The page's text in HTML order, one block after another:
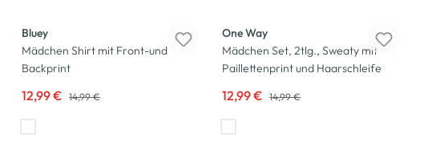
Bluey
Mädchen Shirt mit Front-und
Backprint
12,99 € 14,99 €
One Way
Mädchen Set, 2tlg., Sweaty mit
Paillettenprint und Haarschleife
12,99 € 14,99 €